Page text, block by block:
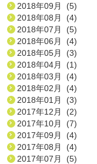
2018年09月 (5)
2018年08月 (4)
2018年07月 (5)
2018年06月 (4)
2018年05月 (3)
2018年04月 (1)
2018年03月 (4)
2018年02月 (4)
2018年01月 (3)
2017年12月 (2)
2017年10月 (7)
2017年09月 (4)
2017年08月 (4)
2017年07月 (5)